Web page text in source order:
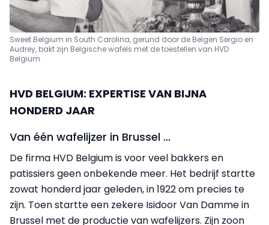
Sweet Belgium in South Carolina, gerund door de Belgen Sergio en
Audrey, bakt zijn Belgische wafels met de toestellen van HVD
Belgium
HVD BELGIUM: EXPERTISE VAN BIJNA
HONDERD JAAR
Van één wafelijzer in Brussel …
De firma HVD Belgium is voor veel bakkers en
patissiers geen onbekende meer. Het bedrijf startte
zowat honderd jaar geleden, in 1922 om precies te
zijn. Toen startte een zekere Isidoor Van Damme in
Brussel met de productie van wafelijzers. Zijn zoon